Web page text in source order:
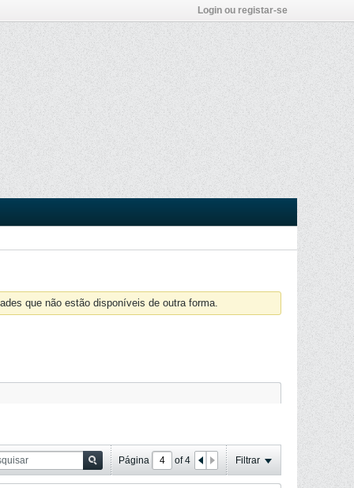
Login ou registar-se
que não estão disponíveis de outra forma.
Página of4 Filtrar